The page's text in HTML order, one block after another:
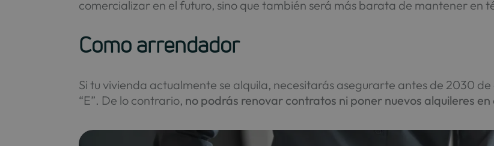
comercializar en el futuro, sino que también será más barata de mantener en
Como arrendador
Si tu vivienda actualmente se alquila, necesitarás asegurarte antes de 2030
“E”. De lo contrario, no podrás renovar contratos ni poner nuevos alquileres